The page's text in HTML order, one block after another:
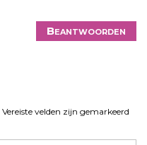
Beantwoorden
Vereiste velden zijn gemarkeerd